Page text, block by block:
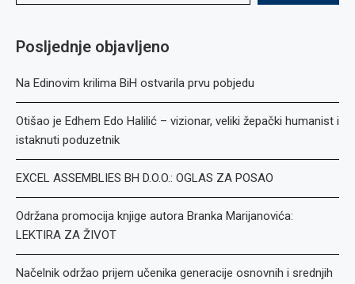
Posljednje objavljeno
Na Edinovim krilima BiH ostvarila prvu pobjedu
Otišao je Edhem Edo Halilić – vizionar, veliki žepački humanist i
istaknuti poduzetnik
EXCEL ASSEMBLIES BH D.O.O.: OGLAS ZA POSAO
Održana promocija knjige autora Branka Marijanovića:
LEKTIRA ZA ŽIVOT
Načelnik održao prijem učenika generacije osnovnih i srednjih